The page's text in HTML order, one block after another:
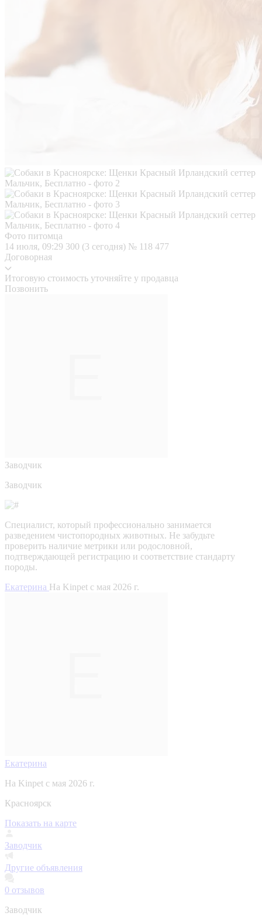
Фото питомца
14 июля, 09:29 300 (3 сегодня) № 118 477
Договорная
Итоговую стоимость уточняйте у продавца
Позвонить
Заводчик
Заводчик
Специалист, который профессионально занимается
разведением чистопородных животных. Не забудьте
проверить наличие метрики или родословной,
подтверждающей регистрацию и соответствие стандарту
породы.
Екатерина На Kinpet c мая 2026 г.
Екатерина
На Kinpet c мая 2026 г.
Красноярск
Показать на карте
Заводчик
Другие объявления
0 отзывов
Заводчик